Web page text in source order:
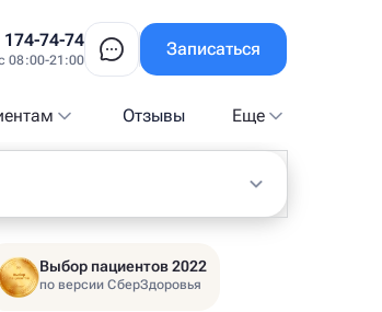
74-74
08:00-21:00
Записаться
Отзывы Еще
Выбор пациентов 2022
по версии СберЗдоровья